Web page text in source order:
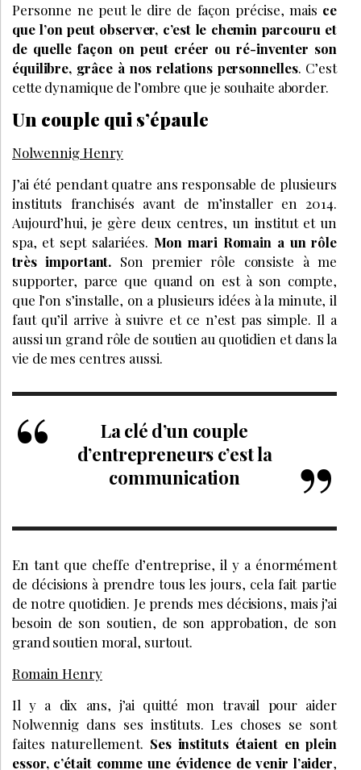
Personne ne peut le dire de façon précise, mais ce
que l’on peut observer, c’est le chemin parcouru et
de quelle façon on peut créer ou ré-inventer son
équilibre, grâce à nos relations personnelles. C’est
cette dynamique de l’ombre que je souhaite aborder.
Un couple qui s’épaule
Nolwennig Henry
J’ai été pendant quatre ans responsable de plusieurs
instituts franchisés avant de m’installer en 2014.
Aujourd’hui, je gère deux centres, un institut et un
spa, et sept salariées. Mon mari Romain a un rôle
très important. Son premier rôle consiste à me
supporter, parce que quand on est à son compte,
que l’on s’installe, on a plusieurs idées à la minute, il
faut qu’il arrive à suivre et ce n’est pas simple. Il a
aussi un grand rôle de soutien au quotidien et dans la
vie de mes centres aussi.
La clé d’un couple
d’entrepreneurs c’est la
communication
En tant que cheffe d’entreprise, il y a énormément
de décisions à prendre tous les jours, cela fait partie
de notre quotidien. Je prends mes décisions, mais j’ai
besoin de son soutien, de son approbation, de son
grand soutien moral, surtout.
Romain Henry
Il y a dix ans, j’ai quitté mon travail pour aider
Nolwennig dans ses instituts. Les choses se sont
faites naturellement. Ses instituts étaient en plein
essor, c’était comme une évidence de venir l’aider,